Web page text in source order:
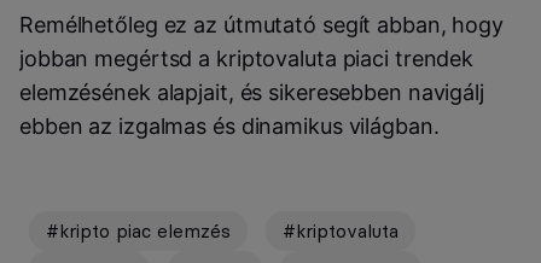
Remélhetőleg ez az útmutató segít abban, hogy
jobban megértsd a kriptovaluta piaci trendek
elemzésének alapjait, és sikeresebben navigálj
ebben az izgalmas és dinamikus világban.
#kripto piac elemzés
#kriptovaluta